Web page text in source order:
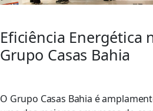
Eficiência Energética
Grupo Casas Bahia
O Grupo Casas Bahia é